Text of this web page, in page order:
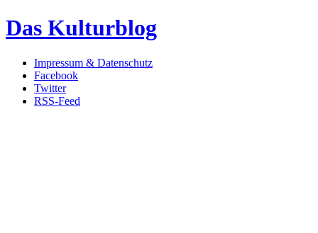
Das Kulturblog
Impressum & Datenschutz
Facebook
Twitter
RSS-Feed